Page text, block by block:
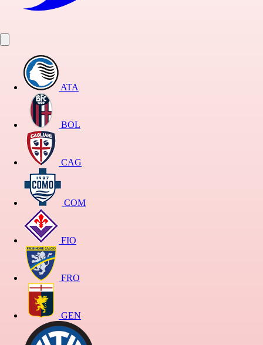
ATA
BOL
CAG
COM
FIO
FRO
GEN